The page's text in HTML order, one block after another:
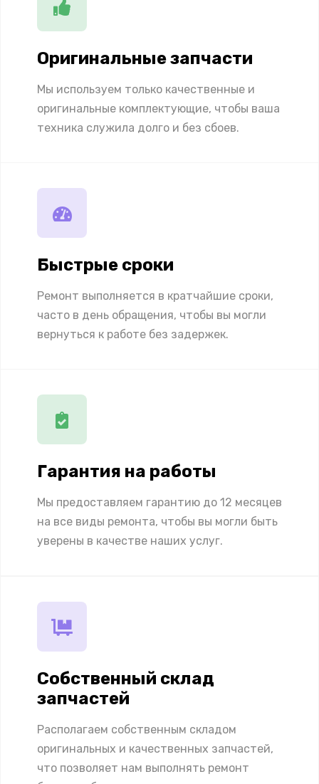
Оригинальные запчасти
Мы используем только качественные и
оригинальные комплектующие, чтобы ваша
техника служила долго и без сбоев.
Быстрые сроки
Ремонт выполняется в кратчайшие сроки,
часто в день обращения, чтобы вы могли
вернуться к работе без задержек.
Гарантия на работы
Мы предоставляем гарантию до 12 месяцев
на все виды ремонта, чтобы вы могли быть
уверены в качестве наших услуг.
Собственный склад
запчастей
Располагаем собственным складом
оригинальных и качественных запчастей,
что позволяет нам выполнять ремонт